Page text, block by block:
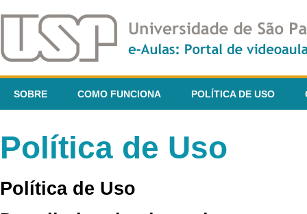
SOBRE COMO FUNCIONA POLÍTICA DE USO
Política de Uso
Política de Uso